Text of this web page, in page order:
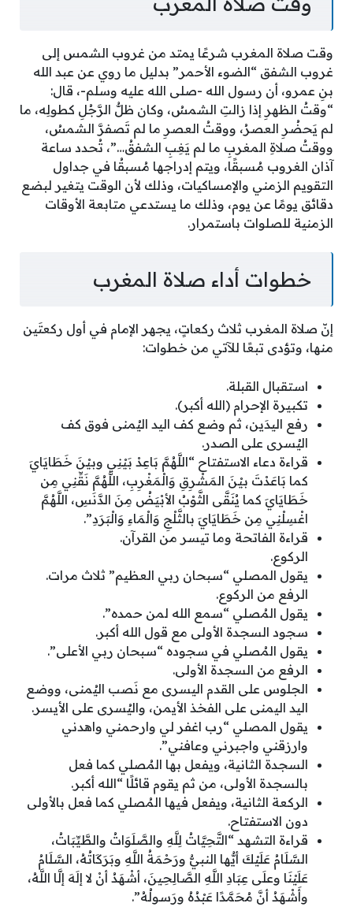
وقت صلاة المغرب شرعًا يمتد من غروب الشمس إلى
غروب الشفق “الضوء الأحمر” بدليل ما روي عن عبد الله
بنِ عمرو، أن رسول الله -صلى الله عليه وسلم-، قال:
“وقتُ الظهرِ إذا زالتِ الشمسُ، وكان ظلُّ الرَّجُلِ كطولِه، ما
لم يَحضُرِ العصرُ، ووقتُ العصرِ ما لم تَصفرَّ الشمسُ،
ووقتُ صلاةِ المغربِ ما لم يَغِبِ الشفقُ…”، تُحدد ساعة
آذان الغروب مُسبقًا، ويتم إدراجها مُسبقُا في جداول
التقويم الزمني والإمساكيات، وذلك لأن الوقت يتغير لبضع
دقائق يومًا عن يوم، وذلك ما يستدعي متابعة الأوقات
الزمنية للصلوات باستمرار.
خطوات أداء صلاة المغرب
إنّ صلاة المغرب ثلاث ركعاتٍ، يجهر الإمام في أول ركعتَين
منها، وتؤدى تبعًا للآتي من خطوات:
استقبال القبلة.
تكبيرة الإحرام (الله أكبر).
رفع اليدَين، ثم وضع كف اليد اليُمنى فوق كف
اليُسرى على الصدر.
قراءة دعاء الاستفتاح “اللَّهُمَّ بَاعِدْ بَيْنِي وبيْنَ خَطَايَايَ
كما بَاعَدْتَ بيْنَ المَشْرِقِ وَالْمَغْرِبِ، اللَّهُمَّ نَقِّنِي مِن
خَطَايَايَ كما يُنَقَّى الثَّوْبُ الأبْيَضُ مِنَ الدَّنَسِ، اللَّهُمَّ
اغْسِلْنِي مِن خَطَايَايَ بالثَّلْجِ وَالْمَاءِ وَالْبَرَدِ”.
قراءة الفاتحة وما تيسر من القرآن.
الركوع.
يقول المصلي “سبحان ربي العظيم” ثلاث مرات.
الرفع من الركوع.
يقول المُصلي “سمع الله لمن حمده”.
سجود السجدة الأولى مع قول الله أكبر.
يقول المُصلي في سجوده “سبحان ربي الأعلى”.
الرفع من السجدة الأولى.
الجلوس على القدم اليسرى مع نَصب اليُمنى، ووضع
اليد اليمنى على الفخذ الأيمن، واليُسرى على الأيسر.
يقول المصلي “رب اغفر لي وارحمني واهدني
وارزقني واجبرني وعافني”.
السجدة الثانية، ويفعل بها المُصلي كما فعل
بالسجدة الأولى، من ثم يقوم قائلًا “الله أكبر.
الركعة الثانية، ويفعل فيها المُصلي كما فعل بالأولى
دون الاستفتاح.
قراءة التشهد “التَّحِيَّاتُ لِلَّهِ والصَّلَوَاتُ والطَّيِّبَاتُ،
السَّلَامُ عَلَيْكَ أيُّها النبيُّ ورَحْمَةُ اللَّهِ وبَرَكَاتُهُ، السَّلَامُ
عَلَيْنَا وعلَى عِبَادِ اللَّهِ الصَّالِحِينَ، أشْهَدُ أنْ لا إلَهَ إلَّا اللَّهُ،
وأَشْهَدُ أنَّ مُحَمَّدًا عَبْدُهُ ورَسولُهُ”.